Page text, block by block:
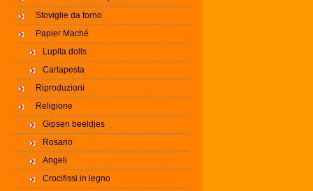
Stoviglie da forno
Papier Maché
Lupita dolls
Cartapesta
Riproduzioni
Religione
Gipsen beeldjes
Rosario
Angeli
Crocifissi in legno